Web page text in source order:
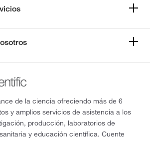
de la ciencia ofreciendo más de 6
y amplios servicios de asistencia a los
producción, laboratorios de
y educación científica. Cuente